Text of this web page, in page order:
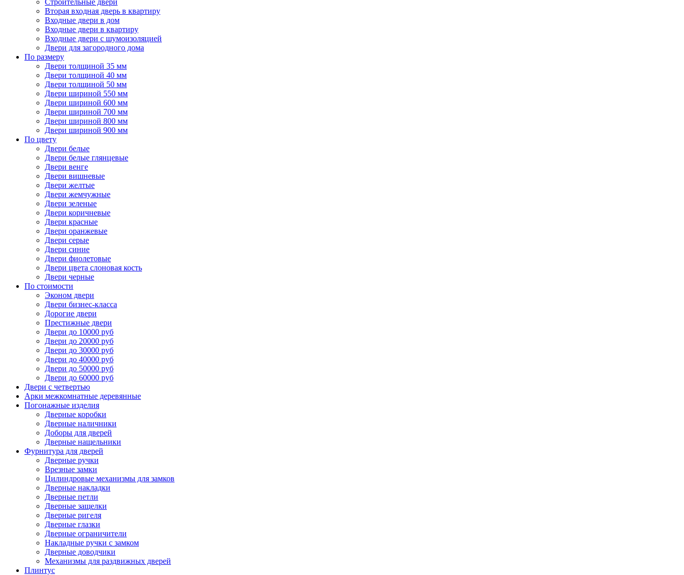
Строительные двери
Вторая входная дверь в квартиру
Входные двери в дом
Входные двери в квартиру
Входные двери с шумоизоляцией
Двери для загородного дома
По размеру
Двери толщиной 35 мм
Двери толщиной 40 мм
Двери толщиной 50 мм
Двери шириной 550 мм
Двери шириной 600 мм
Двери шириной 700 мм
Двери шириной 800 мм
Двери шириной 900 мм
По цвету
Двери белые
Двери белые глянцевые
Двери венге
Двери вишневые
Двери желтые
Двери жемчужные
Двери зеленые
Двери коричневые
Двери красные
Двери оранжевые
Двери серые
Двери синие
Двери фиолетовые
Двери цвета слоновая кость
Двери черные
По стоимости
Эконом двери
Двери бизнес-класса
Дорогие двери
Престижные двери
Двери до 10000 руб
Двери до 20000 руб
Двери до 30000 руб
Двери до 40000 руб
Двери до 50000 руб
Двери до 60000 руб
Двери с четвертью
Арки межкомнатные деревянные
Погонажные изделия
Дверные коробки
Дверные наличники
Доборы для дверей
Дверные нащельники
Фурнитура для дверей
Дверные ручки
Врезные замки
Цилиндровые механизмы для замков
Дверные накладки
Дверные петли
Дверные защелки
Дверные ригеля
Дверные глазки
Дверные ограничители
Накладные ручки с замком
Дверные доводчики
Механизмы для раздвижных дверей
Плинтус